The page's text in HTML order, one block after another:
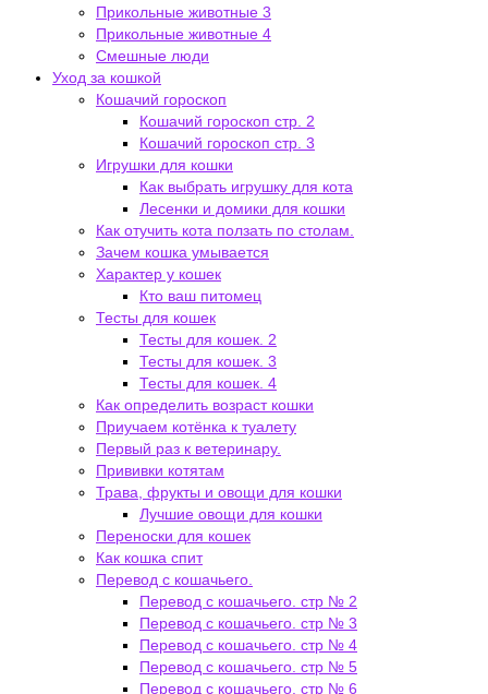
Прикольные животные 3
Прикольные животные 4
Смешные люди
Уход за кошкой
Кошачий гороскоп
Кошачий гороскоп стр. 2
Кошачий гороскоп стр. 3
Игрушки для кошки
Как выбрать игрушку для кота
Лесенки и домики для кошки
Как отучить кота ползать по столам.
Зачем кошка умывается
Характер у кошек
Кто ваш питомец
Тесты для кошек
Тесты для кошек. 2
Тесты для кошек. 3
Тесты для кошек. 4
Как определить возраст кошки
Приучаем котёнка к туалету
Первый раз к ветеринару.
Прививки котятам
Трава, фрукты и овощи для кошки
Лучшие овощи для кошки
Переноски для кошек
Как кошка спит
Перевод с кошачьего.
Перевод с кошачьего. стр № 2
Перевод с кошачьего. стр № 3
Перевод с кошачьего. стр № 4
Перевод с кошачьего. стр № 5
Перевод с кошачьего. стр № 6